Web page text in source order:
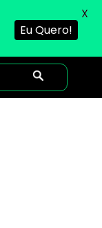
Eu Quero!
X